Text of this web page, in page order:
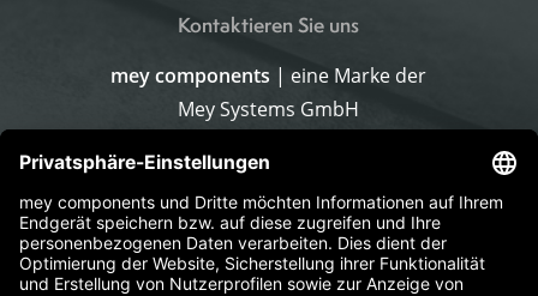
Kontaktieren Sie uns
mey components | eine Marke der
Mey Systems GmbH
96145 Sesslach-Merlach
Deutschland
Telefon+499567 9226-0